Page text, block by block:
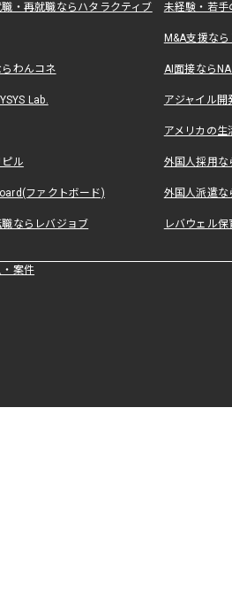
・再就職ならハタラクティブ 未経験・若手
M&A支援な
わんコネ AI面接なら
Lab. アジャイル
アメリカの
ル 外国人採用
ファクトボード) 外国人派遣な
ならレバジョブ レバウェル
案件